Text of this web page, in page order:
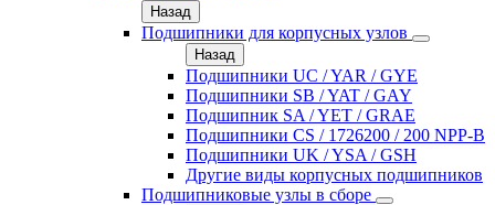
Назад
Подшипники для корпусных узлов
Назад
Подшипники UC / YAR / GYE
Подшипники SB / YAT / GAY
Подшипник SA / YET / GRAE
Подшипники CS / 1726200 / 200 NPP-B
Подшипники UK / YSA / GSH
Другие виды корпусных подшипников
Подшипниковые узлы в сборе